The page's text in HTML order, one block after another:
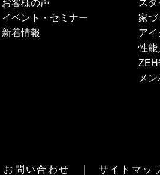
お客様の声
イベント・セミナー
新着情報
ス
家づ
アイ
性能
ZEH
メ
お問い合わせ サイトマッ